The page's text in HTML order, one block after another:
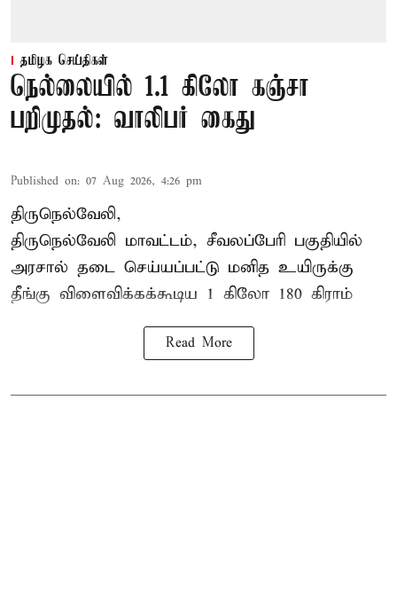
தமிழக செய்திகள்
நெல்லையில் 1.1 கிலோ கஞ்சா
பறிமுதல்: வாலிபர் கைது
Published on: 07 Aug 2026, 4:26 pm
திருநெல்வேலி,
திருநெல்வேலி மாவட்டம், சீவலப்பேரி பகுதியில்
அரசால் தடை செய்யப்பட்டு மனித உயிருக்கு
தீங்கு விளைவிக்கக்கூடிய 1 கிலோ 180 கிராம்
Read More